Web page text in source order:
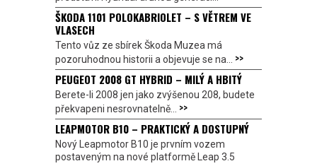
ŠKODA 1101 POLOKABRIOLET – S VĚTREM VE
VLASECH
Tento vůz ze sbírek Škoda Muzea má
pozoruhodnou historii a objevuje se na... >>
PEUGEOT 2008 GT HYBRID – MILÝ A HBITÝ
Berete-li 2008 jen jako zvýšenou 208, budete
překvapeni nesrovnatelně... >>
LEAPMOTOR B10 – PRAKTICKÝ A DOSTUPNÝ
Nový Leapmotor B10 je prvním vozem
postaveným na nové platformě Leap 3.5